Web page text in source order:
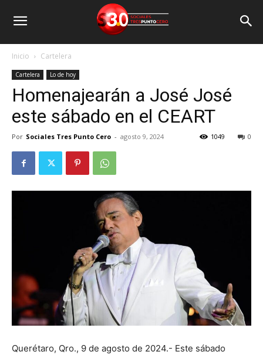
Inicio Cartelera
Cartelera Lo de hoy
Homenajearán a José José
este sábado en el CEART
Por Sociales Tres Punto Cero - agosto 9, 2024 0
1049
Querétaro, Qro., 9 de agosto de 2024.- Este sábado